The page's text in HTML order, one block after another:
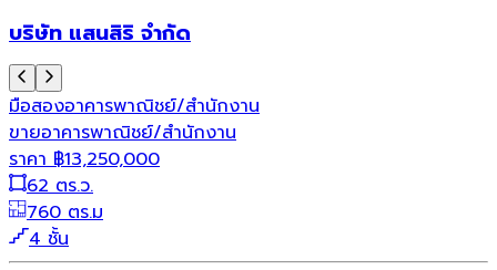
บริษัท แสนสิริ จำกัด
มือสองอาคารพาณิชย์/สำนักงาน
ขายอาคารพาณิชย์/สำนักงาน
ราคา ฿13,250,000
62 ตร.ว.
760 ตร.ม
4 ชั้น